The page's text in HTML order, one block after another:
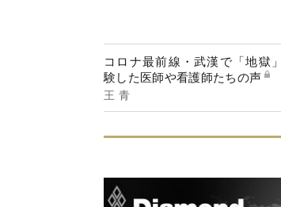
コロナ最前線・武漢で「地獄
験した医師や看護師たちの声
王 青